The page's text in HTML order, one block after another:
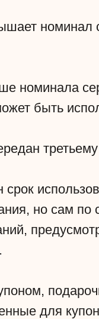
номинал
номинала
быть
но сам по
для